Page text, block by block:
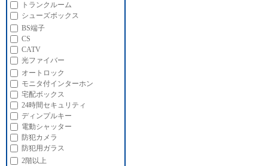
トランクルーム
シューズボックス
BS端子
CS
CATV
光ファイバー
オートロック
モニタ付インターホン
宅配ボックス
24時間セキュリティ
ディンプルキー
電動シャッター
防犯カメラ
防犯用ガラス
2階以上